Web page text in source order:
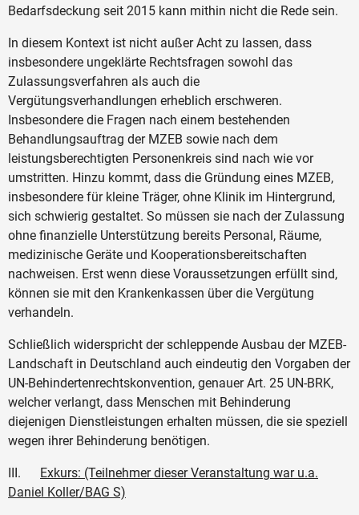
Bedarfsdeckung seit 2015 kann mithin nicht die Rede sein.
In diesem Kontext ist nicht außer Acht zu lassen, dass
insbesondere ungeklärte Rechtsfragen sowohl das
Zulassungsverfahren als auch die
Vergütungsverhandlungen erheblich erschweren.
Insbesondere die Fragen nach einem bestehenden
Behandlungsauftrag der MZEB sowie nach dem
leistungsberechtigten Personenkreis sind nach wie vor
umstritten. Hinzu kommt, dass die Gründung eines MZEB,
insbesondere für kleine Träger, ohne Klinik im Hintergrund,
sich schwierig gestaltet. So müssen sie nach der Zulassung
ohne finanzielle Unterstützung bereits Personal, Räume,
medizinische Geräte und Kooperationsbereitschaften
nachweisen. Erst wenn diese Voraussetzungen erfüllt sind,
können sie mit den Krankenkassen über die Vergütung
verhandeln.
Schließlich widerspricht der schleppende Ausbau der MZEB-
Landschaft in Deutschland auch eindeutig den Vorgaben der
UN-Behindertenrechtskonvention, genauer Art. 25 UN-BRK,
welcher verlangt, dass Menschen mit Behinderung
diejenigen Dienstleistungen erhalten müssen, die sie speziell
wegen ihrer Behinderung benötigen.
III. Exkurs: (Teilnehmer dieser Veranstaltung war u.a.
Daniel Koller/BAG S)